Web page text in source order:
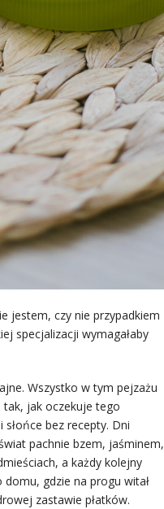
jestem, czy nie przypadkiem
specjalizacji wymagałaby
Wszystko w tym pejzażu
tak, jak oczekuje tego
bez recepty. Dni
pachnie bzem, jaśminem,
a każdy kolejny
gdzie na progu witał
zastawie płatków.